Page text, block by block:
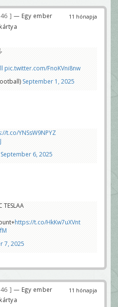
11 hónapja
— Egy ember
pic.twitter.com/FnoKVni8nw
September 1, 2025
t.co/YNSsW9NPYZ
September 6, 2025
TESLAA
https://t.co/HkKw7uXVnt
7, 2025
11 hónapja
— Egy ember